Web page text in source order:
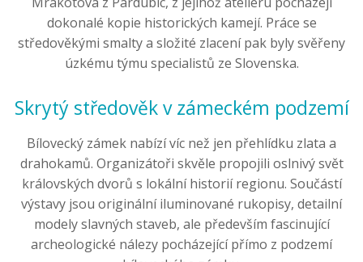
dokonalé kopie historických kamejí. Práce se
středověkými smalty a složité zlacení pak byly svěřeny
úzkému týmu specialistů ze Slovenska.
Skrytý středověk v zámeckém podzemí
Bílovecký zámek nabízí víc než jen přehlídku zlata a
drahokamů. Organizátoři skvěle propojili oslnivý svět
královských dvorů s lokální historií regionu. Součástí
výstavy jsou originální iluminované rukopisy, detailní
modely slavných staveb, ale především fascinující
archeologické nálezy pocházející přímo z podzemí